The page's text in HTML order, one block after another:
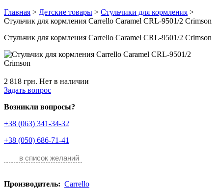
Главная > Детские товары > Стульчики для кормления >
Стульчик для кормления Carrello Caramel CRL-9501/2 Crimson
Стульчик для кормления Carrello Caramel CRL-9501/2 Crimson
2 818 грн. Нет в наличии
Задать вопрос
Возникли вопросы?
+38 (063) 341-34-32
+38 (050) 686-71-41
в список желаний
Производитель: Carrello